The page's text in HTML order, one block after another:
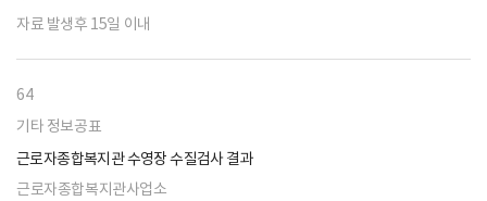
자료 발생후 15일 이내
64
기타 정보공표
근로자종합복지관 수영장 수질검사 결과
근로자종합복지관사업소